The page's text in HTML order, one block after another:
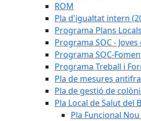
ROM
Pla d'igualtat intern
Programa Plans
Programa SOC -
Programa SOC-
Programa Treball i
Pla de mesures
Pla de gestió de
Pla Local de Salut del
Pla Funcional